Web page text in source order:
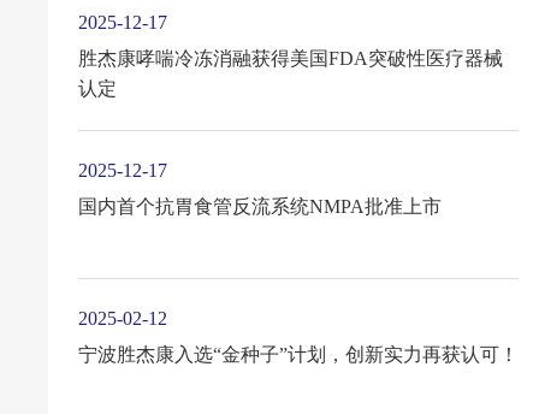
2025-12-17
胜杰康哮喘冷冻消融获得美国FDA突破性医疗器械
认定
2025-12-17
国内首个抗胃食管反流系统NMPA批准上市
2025-02-12
宁波胜杰康入选“金种子”计划，创新实力再获认可！